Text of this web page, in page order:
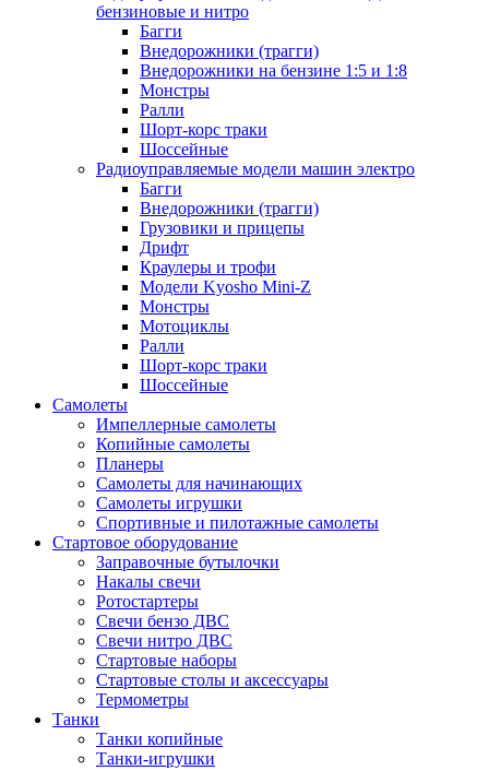
бензиновые и нитро
Багги
Внедорожники (трагги)
Внедорожники на бензине 1:5 и 1:8
Монстры
Ралли
Шорт-корс траки
Шоссейные
Радиоуправляемые модели машин электро
Багги
Внедорожники (трагги)
Грузовики и прицепы
Дрифт
Краулеры и трофи
Модели Kyosho Mini-Z
Монстры
Мотоциклы
Ралли
Шорт-корс траки
Шоссейные
Самолеты
Импеллерные самолеты
Копийные самолеты
Планеры
Самолеты для начинающих
Самолеты игрушки
Спортивные и пилотажные самолеты
Стартовое оборудование
Заправочные бутылочки
Накалы свечи
Ротостартеры
Свечи бензо ДВС
Свечи нитро ДВС
Стартовые наборы
Стартовые столы и аксессуары
Термометры
Танки
Танки копийные
Танки-игрушки